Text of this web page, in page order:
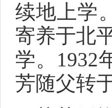
续地上学
寄养于北
学。1932
芳随父转